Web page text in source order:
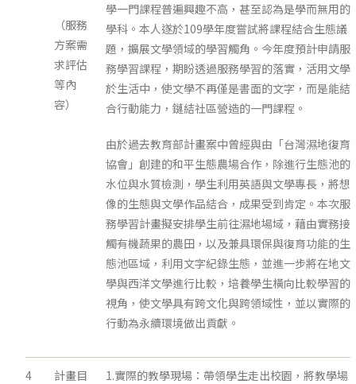
（服務
方案需
求評估
等內
容）
學一門課程普遍興趣不高，甚至認為是學而無用的
學科。本人遂於109學年度嘗試將課程結合生態議
題，擴展文學領域的學習觸角。今年度預計申請服
務學習課程，期盼透過服務學習的落實，活用文學
於生活中，使文學不再僅是書面的文字，而是能結
合行動能力，鏈結社區營造的一門課程。
由於過去教育部計畫案中曾經與由「台灣濕地復育
協會」創建的和平生態農場合作，除進行生態池的
水位與水質檢測，學生利用英語與文學專長，將想
像的生態與文學作品結合，成果受到肯定。本次服
務學習計畫擬安排學生前往濕地場域，藉由實務接
觸有機蔬果的農田，以及兼具環保與復育功能的生
態池區域，利用文字紀錄生態，並進一步將在地文
學與西洋文學進行比較，培養學生橫向比較學習的
視角，使文學具有跨文化與跨領域性，並以實際的
行動為永續環境做出貢獻。
4
計畫目
1.實際的教學現場：帶領學生走出校園，將教學場